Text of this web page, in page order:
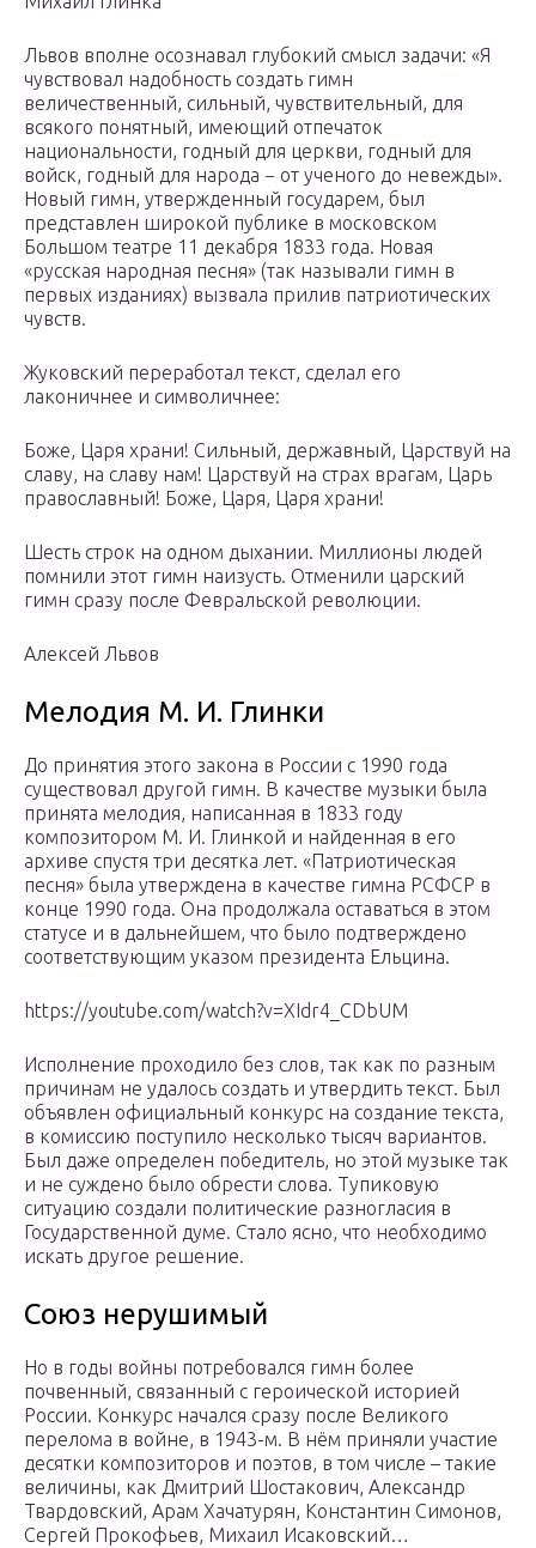
Львов вполне осознавал глубокий смысл задачи: «Я
чувствовал надобность создать гимн
величественный, сильный, чувствительный, для
всякого понятный, имеющий отпечаток
национальности, годный для церкви, годный для
войск, годный для народа − от ученого до невежды».
Новый гимн, утвержденный государем, был
представлен широкой публике в московском
Большом театре 11 декабря 1833 года. Новая
«русская народная песня» (так называли гимн в
первых изданиях) вызвала прилив патриотических
чувств.
Жуковский переработал текст, сделал его
лаконичнее и символичнее:
Боже, Царя храни! Сильный, державный, Царствуй на
славу, на славу нам! Царствуй на страх врагам, Царь
православный! Боже, Царя, Царя храни!
Шесть строк на одном дыхании. Миллионы людей
помнили этот гимн наизусть. Отменили царский
гимн сразу после Февральской революции.
Алексей Львов
Мелодия М. И. Глинки
До принятия этого закона в России с 1990 года
существовал другой гимн. В качестве музыки была
принята мелодия, написанная в 1833 году
композитором М. И. Глинкой и найденная в его
архиве спустя три десятка лет. «Патриотическая
песня» была утверждена в качестве гимна РСФСР в
конце 1990 года. Она продолжала оставаться в этом
статусе и в дальнейшем, что было подтверждено
соответствующим указом президента Ельцина.
https://youtube.com/watch?v=XIdr4_CDbUM
Исполнение проходило без слов, так как по разным
причинам не удалось создать и утвердить текст. Был
объявлен официальный конкурс на создание текста,
в комиссию поступило несколько тысяч вариантов.
Был даже определен победитель, но этой музыке так
и не суждено было обрести слова. Тупиковую
ситуацию создали политические разногласия в
Государственной думе. Стало ясно, что необходимо
искать другое решение.
Союз нерушимый
Но в годы войны потребовался гимн более
почвенный, связанный с героической историей
России. Конкурс начался сразу после Великого
перелома в войне, в 1943-м. В нём приняли участие
десятки композиторов и поэтов, в том числе – такие
величины, как Дмитрий Шостакович, Александр
Твардовский, Арам Хачатурян, Константин Симонов,
Сергей Прокофьев, Михаил Исаковский…